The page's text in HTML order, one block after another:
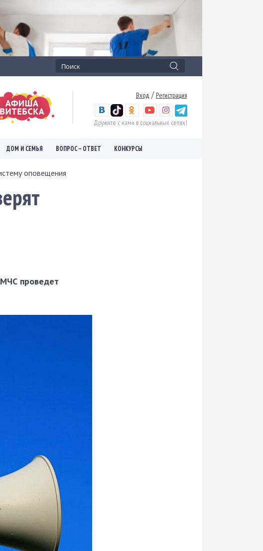
Вход / Регистрация
Дружите с нами в социальных сетях!
ДОМ И СЕМЬЯ ВОПРОС – ОТВЕТ КОНКУРСЫ
оповещения
проведет